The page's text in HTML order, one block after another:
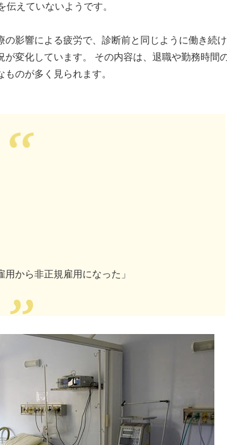
えていないようです。
影響による疲労で、診断前と同じように働き続
変化しています。 その内容は、退職や勤務時間
のが多く見られます。
から非正規雇用になった」